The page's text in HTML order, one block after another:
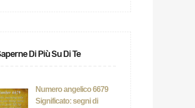
Di Più Su Di Te
Numero angelico 6679
Significato: segni di